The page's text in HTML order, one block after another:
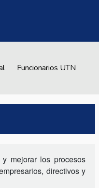
Funcionarios UTN
y mejorar los procesos
directivos y